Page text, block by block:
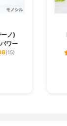
ノ)
ワー
(15)